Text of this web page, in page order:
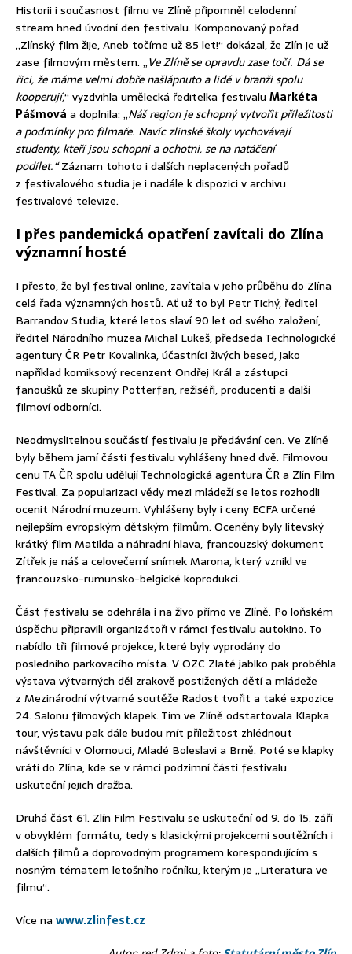
Historii i současnost filmu ve Zlíně připomněl celodenní
stream hned úvodní den festivalu. Komponovaný pořad
„Zlínský film žije, Aneb točíme už 85 let!“ dokázal, že Zlín je už
zase filmovým městem. „Ve Zlíně se opravdu zase točí. Dá se
říci, že máme velmi dobře našlápnuto a lidé v branži spolu
kooperují,“ vyzdvihla umělecká ředitelka festivalu Markéta
Pášmová a doplnila: „Náš region je schopný vytvořit příležitosti
a podmínky pro filmaře. Navíc zlínské školy vychovávají
studenty, kteří jsou schopni a ochotni, se na natáčení
podílet.“Záznam tohoto i dalších neplacených pořadů
z festivalového studia je i nadále k dispozici v archivu
festivalové televize.
I přes pandemická opatření zavítali do Zlína
významní hosté
I přesto, že byl festival online, zavítala v jeho průběhu do Zlína
celá řada významných hostů. Ať už to byl Petr Tichý, ředitel
Barrandov Studia, které letos slaví 90 let od svého založení,
ředitel Národního muzea Michal Lukeš, předseda Technologické
agentury ČR Petr Kovalinka, účastníci živých besed, jako
například komiksový recenzent Ondřej Král a zástupci
fanoušků ze skupiny Potterfan, režiséři, producenti a další
filmoví odborníci.
Neodmyslitelnou součástí festivalu je předávání cen. Ve Zlíně
byly během jarní části festivalu vyhlášeny hned dvě. Filmovou
cenu TA ČR spolu udělují Technologická agentura ČR a Zlín Film
Festival. Za popularizaci vědy mezi mládeží se letos rozhodli
ocenit Národní muzeum. Vyhlášeny byly i ceny ECFA určené
nejlepším evropským dětským filmům. Oceněny byly litevský
krátký film Matilda a náhradní hlava, francouzský dokument
Zítřek je náš a celovečerní snímek Marona, který vznikl ve
francouzsko-rumunsko-belgické koprodukci.
Část festivalu se odehrála i na živo přímo ve Zlíně. Po loňském
úspěchu připravili organizátoři v rámci festivalu autokino. To
nabídlo tři filmové projekce, které byly vyprodány do
posledního parkovacího místa. V OZC Zlaté jablko pak proběhla
výstava výtvarných děl zrakově postižených dětí a mládeže
z Mezinárodní výtvarné soutěže Radost tvořit a také expozice
24. Salonu filmových klapek. Tím ve Zlíně odstartovala Klapka
tour, výstavu pak dále budou mít příležitost zhlédnout
návštěvníci v Olomouci, Mladé Boleslavi a Brně. Poté se klapky
vrátí do Zlína, kde se v rámci podzimní části festivalu
uskuteční jejich dražba.
Druhá část 61. Zlín Film Festivalu se uskuteční od 9. do 15. září
v obvyklém formátu, tedy s klasickými projekcemi soutěžních i
dalších filmů a doprovodným programem korespondujícím s
nosným tématem letošního ročníku, kterým je „Literatura ve
filmu“.
Více na www.zlinfest.cz